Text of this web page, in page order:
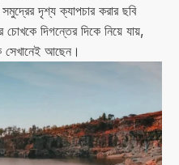
সমুদ্রের দৃশ্য ক্যাপচার করার ছবি
দিগন্তের দিকে নিয়ে যায়,
সেখানেই আছেন।